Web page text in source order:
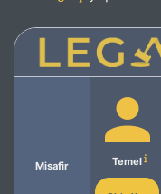
Misafir Temel